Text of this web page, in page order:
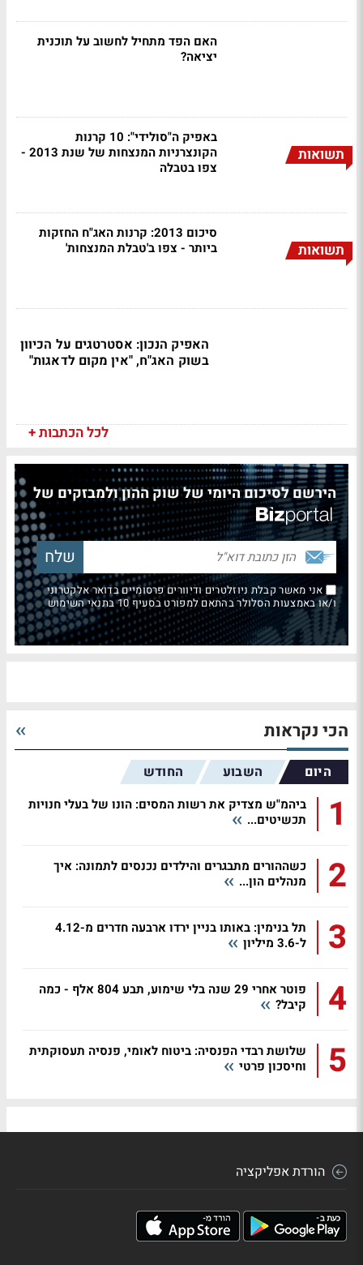
האם הפד מתחיל לחשוב על תוכנית
יציאה?
תשואות
באפיק ה"סולידי": 10 קרנות
הקונצרניות המנצחות של שנת 2013 -
צפו בטבלה
תשואות
סיכום 2013: קרנות האג"ח החזקות
ביותר - צפו ב'טבלת המנצחות'
האפיק הנכון: אסטרטגים על הכיוון
בשוק האג"ח, "אין מקום לדאגות"
לכל הכתבות +
הירשם לסיכום היומי של שוק ההון ולמבזקים של
אני מאשר קבלת ניוזלטרים ודיוורים פרסומיים בדואר אלקטרוני
ו/או באמצעות הסלולר בהתאם למפורט בסעיף 10 בתנאי השימוש
הכי נקראות
היום השבוע החודש
1
ביהמ"ש מצדיק את רשות המסים: הונו של בעלי חנויות
תכשיטים...
2
כשההורים מתבגרים והילדים נכנסים לתמונה: איך
מנהלים הון...
3
תל בנימין: באותו בניין ירדו ארבעה חדרים מ-4.12
ל-3.6 מיליון
4
פוטר אחרי 29 שנה בלי שימוע, תבע 804 אלף - כמה
קיבל?
5
שלושת רבדי הפנסיה: ביטוח לאומי, פנסיה תעסוקתית
וחיסכון פרטי
הורדת אפליקציה